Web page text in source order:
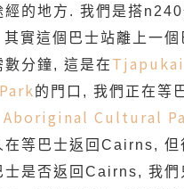
經的地方. 我們是搭n240
實這個巴士站離上一個
數分鐘, 這是在
的門口, 我們正在等
Cultural
在等巴士返回Cairns, 但
士是否返回Cairns, 我們